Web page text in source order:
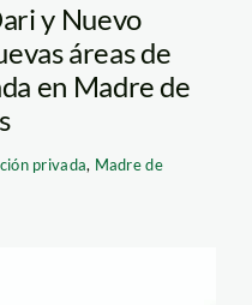
y Nuevo
áreas de
en Madre de
privada, Madre de